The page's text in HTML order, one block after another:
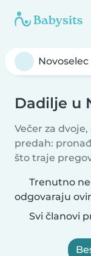
Dadilje u
Večer za
predah:
što traje
Trenutno
odgovaraju
Svi članovi